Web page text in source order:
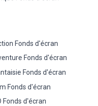
Fonds d'écran
Fonds d'écran
Fonds d'écran
Fonds d'écran
Fonds d'écran